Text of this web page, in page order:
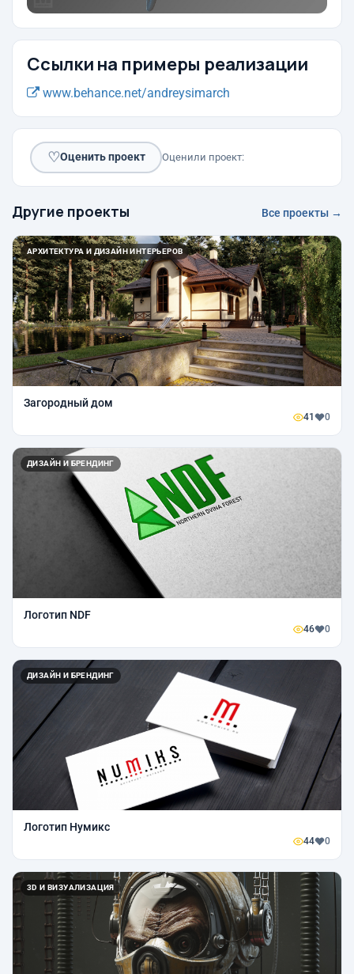
Ссылки на примеры реализации
www.behance.net/andreysimarch
♡Оценить проект Оценили проект:
Другие проекты Все проекты →
АРХИТЕКТУРА И ДИЗАЙН ИНТЕРЬЕРОВ
Загородный дом
41 0
ДИЗАЙН И БРЕНДИНГ
Логотип NDF
46 0
ДИЗАЙН И БРЕНДИНГ
Логотип Нумикс
44 0
3D И ВИЗУАЛИЗАЦИЯ